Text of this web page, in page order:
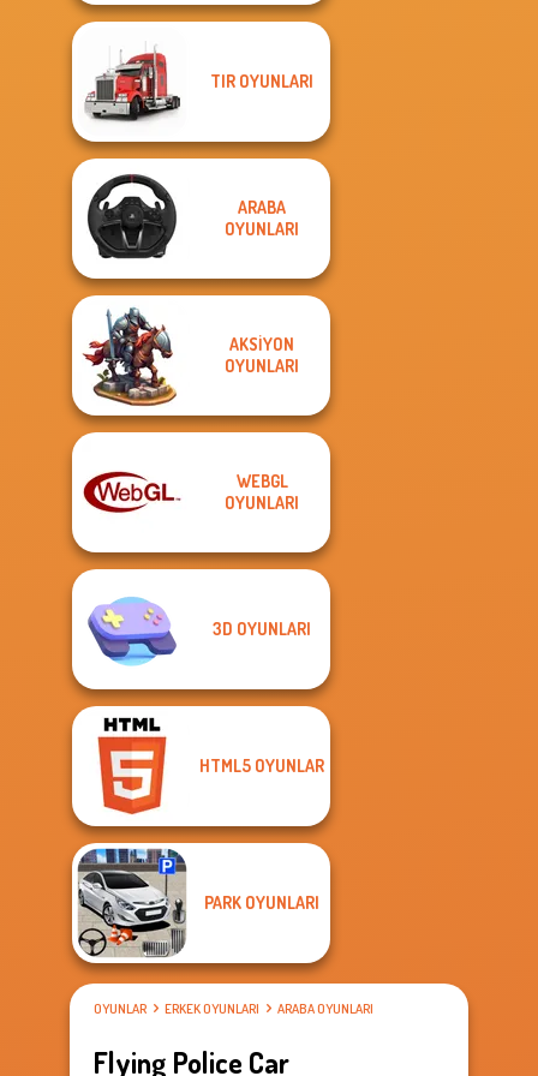
TIR OYUNLARI
ARABA
OYUNLARI
AKSIYON
OYUNLARI
WEBGL
OYUNLARI
3D OYUNLARI
HTML5 OYUNLAR
PARK OYUNLARI
OYUNLAR ERKEK OYUNLARI ARABA OYUNLARI
Flying Police Car